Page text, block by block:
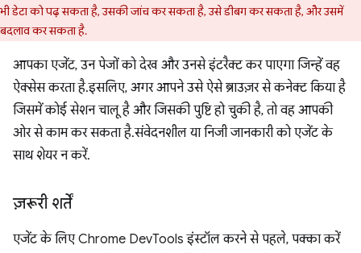
भी डेटा को पढ़ सकता है, उसकी जांच कर सकता है, उसे डीबग कर सकता है, और उसमें
बदलाव कर सकता है.
आपका एजेंट, उन पेजों को देख और उनसे इंटरैक्ट कर पाएगा जिन्हें वह
ऐक्सेस करता है. इसलिए, अगर आपने उसे ऐसे ब्राउज़र से कनेक्ट किया है
जिसमें कोई सेशन चालू है और जिसकी पुष्टि हो चुकी है, तो वह आपकी
ओर से काम कर सकता है. संवेदनशील या निजी जानकारी को एजेंट के
साथ शेयर न करें.
ज़रूरी शर्तें
एजेंट के लिए Chrome DevTools इंस्टॉल करने से पहले, पक्का करें